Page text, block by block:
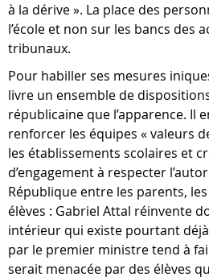
à la dérive ». La place des
l’école et non sur les bancs des
tribunaux.
Pour habiller ses mesures
livre un ensemble de
républicaine que l’apparence. Il
renforcer les équipes « valeurs
les établissements scolaires et
d’engagement à respecter
République entre les parents,
élèves : Gabriel Attal réinvente
intérieur qui existe pourtant
par le premier ministre tend à
serait menacée par des élèves